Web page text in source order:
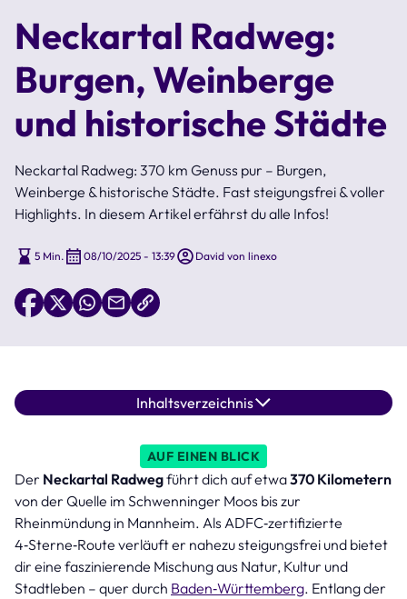
Neckartal Radweg:
Burgen, Weinberge
und historische Städte
Neckartal Radweg: 370 km Genuss pur – Burgen,
Weinberge & historische Städte. Fast steigungsfrei & voller
Highlights. In diesem Artikel erfährst du alle Infos!
5 Min. 08/10/2025 - 13:39 David von linexo
Inhaltsverzeichnis
AUF EINEN BLICK
Der Neckartal Radwegführt dich auf etwa370 Kilometern
von der Quelle im Schwenninger Moos bis zur
Rheinmündung in Mannheim. Als ADFC‑zertifizierte
4‑Sterne‑Route verläuft er nahezu steigungsfrei und bietet
dir eine faszinierende Mischung aus Natur, Kultur und
Stadtleben – quer durch Baden‑Württemberg. Entlang der